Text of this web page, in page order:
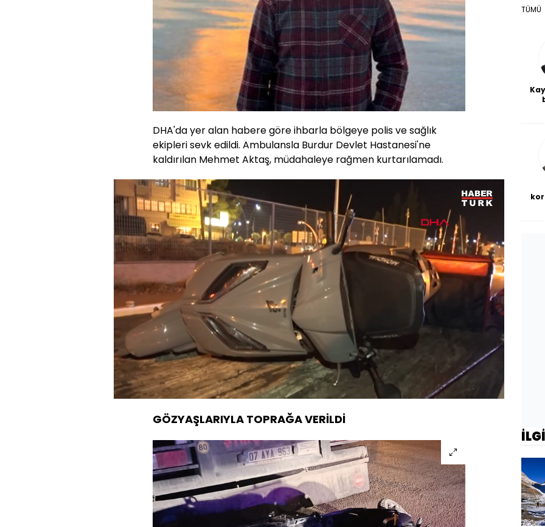
DHA'da yer alan habere göre ihbarla bölgeye polis ve sağlık
ekipleri sevk edildi. Ambulansla Burdur Devlet Hastanesi'ne
kaldırılan Mehmet Aktaş, müdahaleye rağmen kurtarılamadı.
Sesi
Aç
Yüklendi:
59.11%
Oynatma
Hızı
GÖZYAŞLARIYLA TOPRAĞA VERİLDİ
TÜMÜ